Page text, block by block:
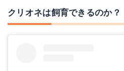
クリオネは飼育できるのか？